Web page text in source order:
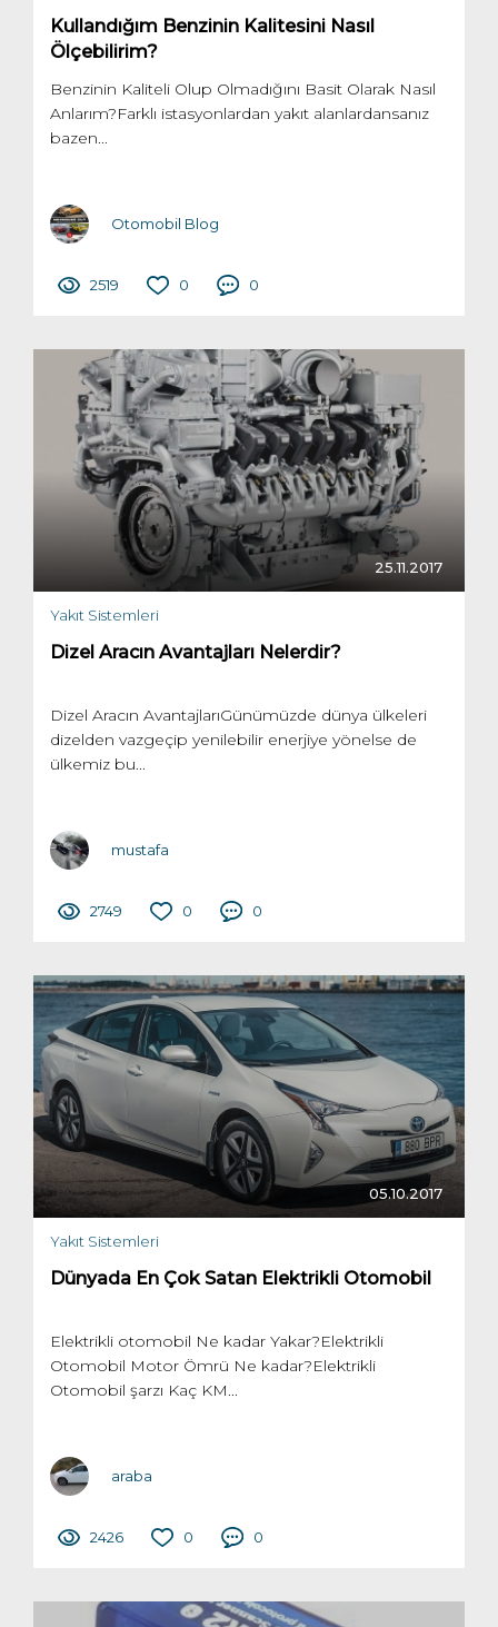
Kullandığım Benzinin Kalitesini Nasıl
Ölçebilirim?
Benzinin Kaliteli Olup Olmadığını Basit Olarak Nasıl
Anlarım?Farklı istasyonlardan yakıt alanlardansanız
bazen...
Otomobil Blog
2519 0 0
25.11.2017
Yakıt Sistemleri
Dizel Aracın Avantajları Nelerdir?
Dizel Aracın AvantajlarıGünümüzde dünya ülkeleri
dizelden vazgeçip yenilebilir enerjiye yönelse de
ülkemiz bu...
mustafa
2749 0 0
05.10.2017
Yakıt Sistemleri
Dünyada En Çok Satan Elektrikli Otomobil
Elektrikli otomobil Ne kadar Yakar?Elektrikli
Otomobil Motor Ömrü Ne kadar?Elektrikli
Otomobil şarzı Kaç KM...
araba
2426 0 0